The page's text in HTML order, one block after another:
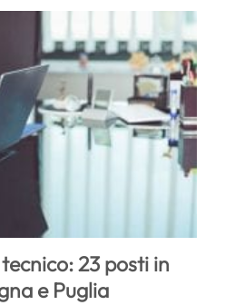
23 posti in
e Puglia